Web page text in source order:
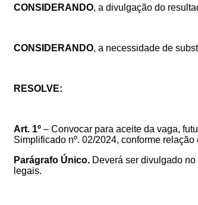
CONSIDERANDO, a divulgação do
CONSIDERANDO, a necessidade de
RESOLVE:
Art. 1º – Convocar para aceite da vaga,
Simplificado nº. 02/2024, conforme
Parágrafo Único. Deverá ser divulgado no
legais.